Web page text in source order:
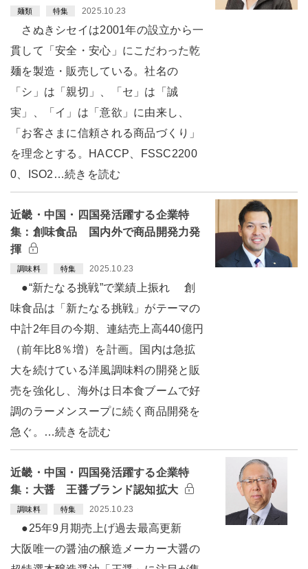
麺類 特集 2025.10.23
さぬきシセイは2001年の設立から一
貫して「安全・安心」にこだわった乾
麺を製造・販売している。社名の
「シ」は「親切」、「セ」は「誠
実」、「イ」は「意欲」に由来し、
「お客さまに信頼される商品づくり」
を理念とする。HACCP、FSSC2200
0、ISO2…続きを読む
近畿・中国・四国発活躍する企業特
集：創味食品 国内外で商品開発力発
揮
調味料 特集 2025.10.23
●“新たなる挑戦”で業績上振れ 創
味食品は「新たなる挑戦」がテーマの
中計2年目の今期、連結売上高440億円
（前年比8％増）を計画。国内は急拡
大を続けている洋風調味料の開発と販
売を強化し、海外は日本食ブームで好
調のラーメンスープに続く商品開発を
急ぐ。…続きを読む
近畿・中国・四国発活躍する企業特
集：大醤 王醤ブランド認知拡大
調味料 特集 2025.10.23
●25年9月期売上げ過去最高更新
大阪唯一の醤油の醸造メーカー大醤の